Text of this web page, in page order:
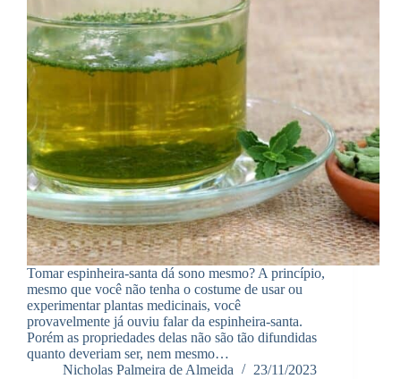
Tomar espinheira-santa dá sono mesmo? A princípio,
mesmo que você não tenha o costume de usar ou
experimentar plantas medicinais, você
provavelmente já ouviu falar da espinheira-santa.
Porém as propriedades delas não são tão difundidas
quanto deveriam ser, nem mesmo…
Nicholas Palmeira de Almeida
23/11/2023